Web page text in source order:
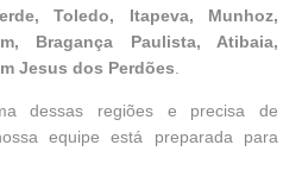
Toledo, Itapeva, Munhoz,
Bragança Paulista, Atibaia,
Jesus dos Perdões
dessas regiões e precisa de
equipe está preparada para